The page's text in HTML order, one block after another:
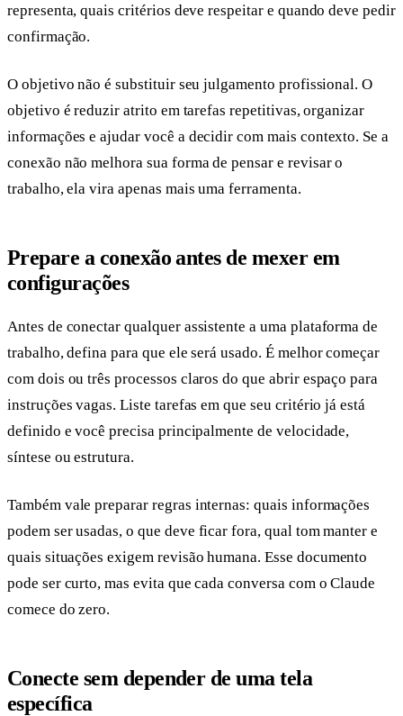
representa, quais critérios deve respeitar e quando deve pedir
confirmação.
O objetivo não é substituir seu julgamento profissional. O
objetivo é reduzir atrito em tarefas repetitivas, organizar
informações e ajudar você a decidir com mais contexto. Se a
conexão não melhora sua forma de pensar e revisar o
trabalho, ela vira apenas mais uma ferramenta.
Prepare a conexão antes de mexer em
configurações
Antes de conectar qualquer assistente a uma plataforma de
trabalho, defina para que ele será usado. É melhor começar
com dois ou três processos claros do que abrir espaço para
instruções vagas. Liste tarefas em que seu critério já está
definido e você precisa principalmente de velocidade,
síntese ou estrutura.
Também vale preparar regras internas: quais informações
podem ser usadas, o que deve ficar fora, qual tom manter e
quais situações exigem revisão humana. Esse documento
pode ser curto, mas evita que cada conversa com o Claude
comece do zero.
Conecte sem depender de uma tela
específica